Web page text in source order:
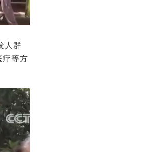
人群
疗等方